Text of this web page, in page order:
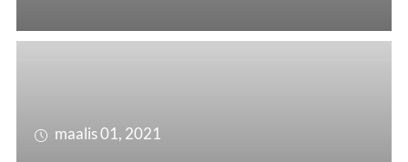
maalis 01, 2021